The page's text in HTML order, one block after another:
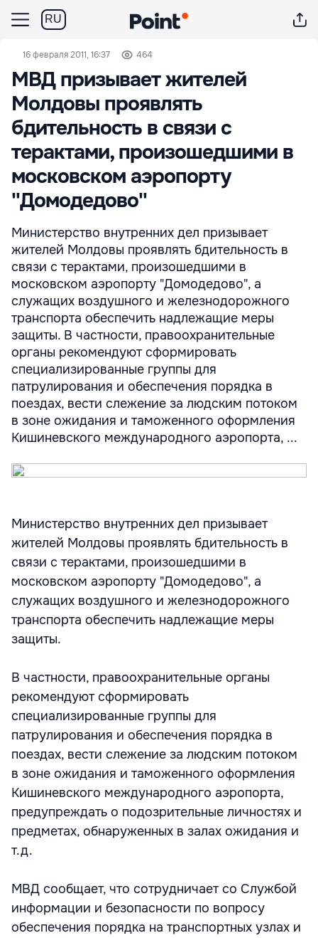
RU
16 февраля 2011, 16:37 464
МВД призывает жителей
Молдовы проявлять
бдительность в связи с
терактами, произошедшими в
московском аэропорту
''Домодедово''
Министерство внутренних дел призывает
жителей Молдовы проявлять бдительность в
связи с терактами, произошедшими в
московском аэропорту "Домодедово", а
служащих воздушного и железнодорожного
транспорта обеспечить надлежащие меры
защиты. В частности, правоохранительные
органы рекомендуют сформировать
специализированные группы для
патрулирования и обеспечения порядка в
поездах, вести слежение за людским потоком
в зоне ожидания и таможенного оформления
Кишиневского международного аэропорта, ...
Министерство внутренних дел призывает
жителей Молдовы проявлять бдительность в
связи с терактами, произошедшими в
московском аэропорту "Домодедово", а
служащих воздушного и железнодорожного
транспорта обеспечить надлежащие меры
защиты.
В частности, правоохранительные органы
рекомендуют сформировать
специализированные группы для
патрулирования и обеспечения порядка в
поездах, вести слежение за людским потоком
в зоне ожидания и таможенного оформления
Кишиневского международного аэропорта,
предупреждать о подозрительные личностях и
предметах, обнаруженных в залах ожидания и
т.д.
МВД сообщает, что сотрудничает со Службой
информации и безопасности по вопросу
обеспечения порядка на транспортных узлах и